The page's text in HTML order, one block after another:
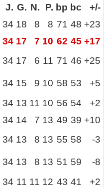
J. G. N. P. bp bc
+/-
34 18 8 8 71 48 +23
34 17 7 10 62 45 +17
34 17 6 11 71 46 +25
34 15 9 10 58 53
+5
34 13 11 10 56 54
+2
34 14 7 13 49 39 +10
34 13 8 13 55 58 -3
34 13 8 13 51 59
-8
34 11 11 12 43 41
+2